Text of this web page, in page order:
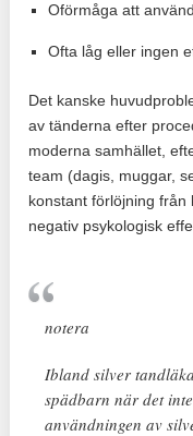
Oförmåga att
Ofta låg eller ingen
Det kanske
av tänderna efter
moderna samhället,
team (dagis, muggar,
konstant förlöjning
negativ psykologisk
notera
Ibland silver
spädbarn när det
användningen av